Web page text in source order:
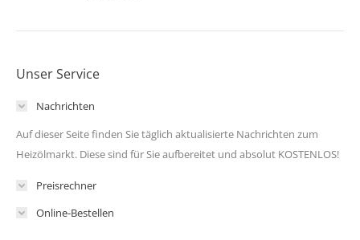
Unser Service
Nachrichten
Auf dieser Seite finden Sie täglich aktualisierte Nachrichten zum
Heizölmarkt. Diese sind für Sie aufbereitet und absolut KOSTENLOS!
Preisrechner
Online-Bestellen